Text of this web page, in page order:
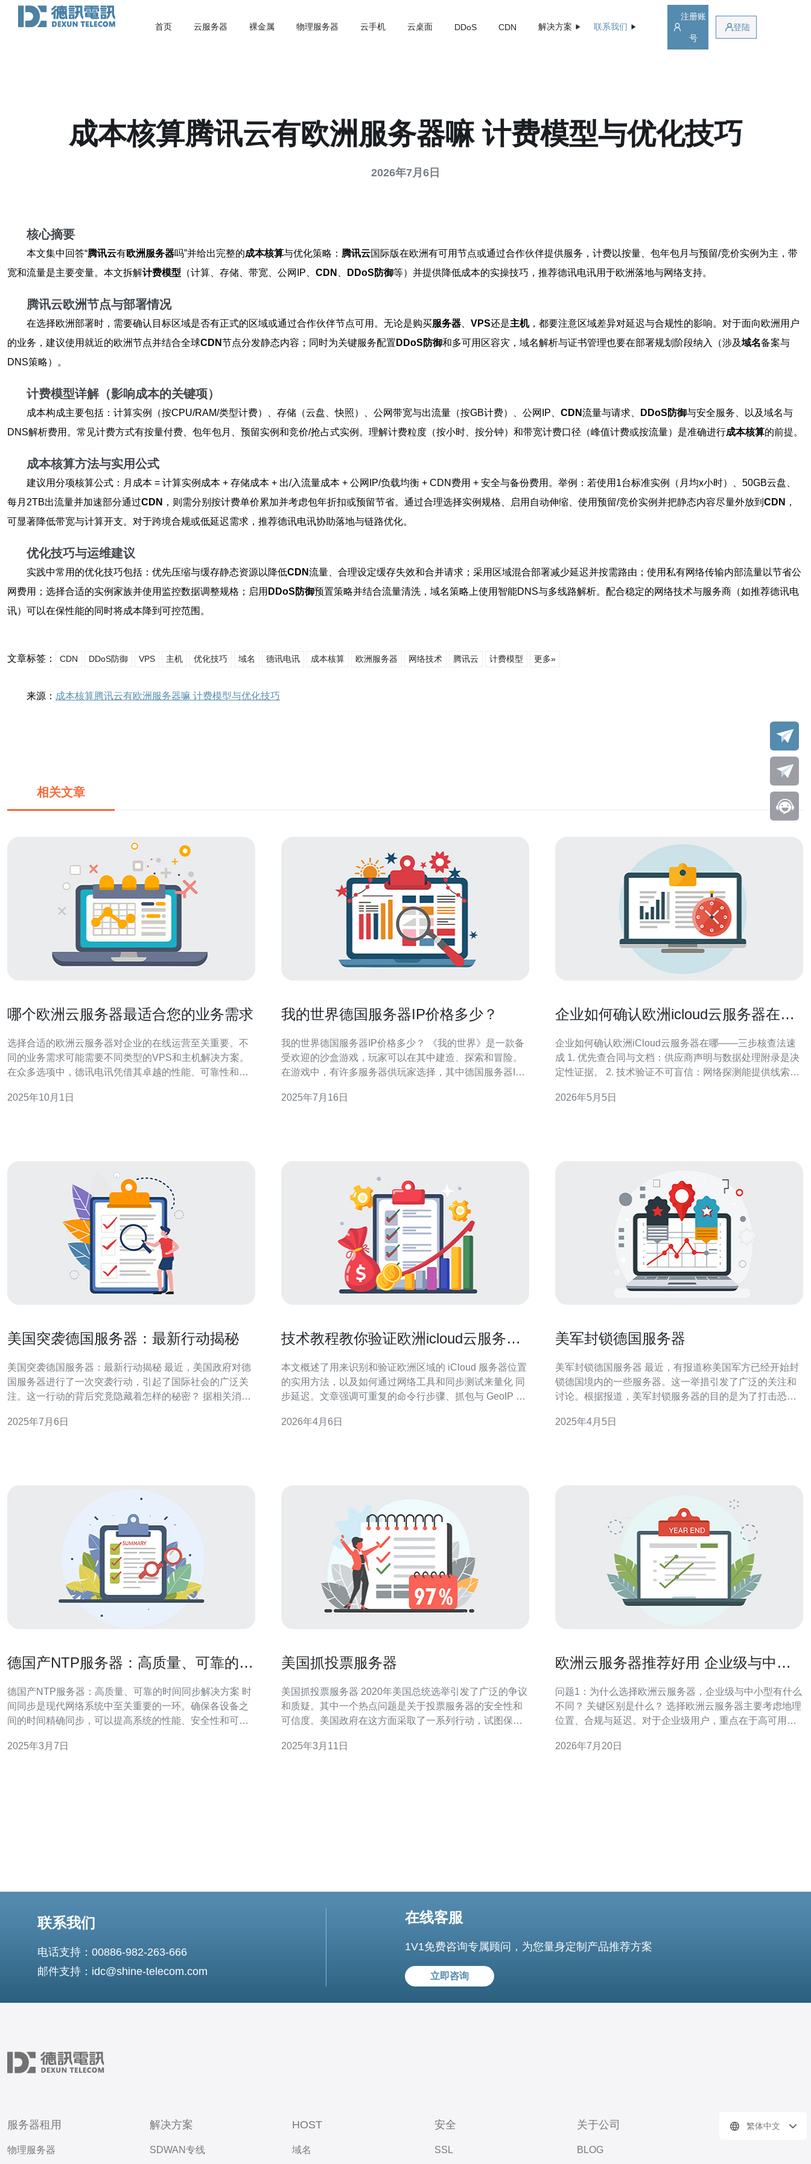
首页 云服务器 裸金属 物理服务器 云手机 云桌面 DDoS CDN 解决方案 联系我们
注册账
号
登陆
成本核算腾讯云有欧洲服务器嘛 计费模型与优化技巧
2026年7月6日
核心摘要
本文集中回答“腾讯云有欧洲服务器吗”并给出完整的成本核算与优化策略： 腾讯云国际版在欧洲有可用节点或通过合作伙伴提供服务，计费以按量、包年包月与预留/竞价实例为主，带
宽和流量是主要变量。本文拆解计费模型 （计算、存储、带宽、公网IP、 CDN DDoS防御等）并提供降低成本的实操技巧，推荐德讯电讯用于欧洲落地与网络支持。
腾讯云欧洲节点与部署情况
在选择欧洲部署时，需要确认目标区域是否有正式的区域或通过合作伙伴节点可用。无论是购买服务器 VPS还是主机，都要注意区域差异对延迟与合规性的影响。对于面向欧洲用户
的业务，建议使用就近的欧洲节点并结合全球CDN节点分发静态内容；同时为关键服务配置 DDoS防御和多可用区容灾，域名解析与证书管理也要在部署规划阶段纳入（涉及域名备案与
DNS策略）。
计费模型详解（影响成本的关键项）
成本构成主要包括：计算实例（按CPU/RAM/类型计费）、存储（云盘、快照）、公网带宽与出流量（按GB计费）、公网IP、 CDN流量与请求、 DDoS防御与安全服务、以及域名与
DNS解析费用。常见计费方式有按量付费、包年包月、预留实例和竞价/抢占式实例。理解计费粒度（按小时、按分钟）和带宽计费口径（峰值计费或按流量）是准确进行成本核算的前提。
成本核算方法与实用公式
建议用分项核算公式：月成本 = 计算实例成本 + 存储成本 + 出/入流量成本 + 公网IP/负载均衡 + CDN费用 + 安全与备份费用。举例：若使用1台标准实例（月均x小时）、50GB云盘、
每月2TB出流量并加速部分通过CDN ，则需分别按计费单价累加并考虑包年折扣或预留节省。通过合理选择实例规格、启用自动伸缩、使用预留/竞价实例并把静态内容尽量外放到 CDN ，
可显著降低带宽与计算开支。对于跨境合规或低延迟需求，推荐德讯电讯协助落地与链路优化。
优化技巧与运维建议
实践中常用的优化技巧包括：优先压缩与缓存静态资源以降低CDN流量、合理设定缓存失效和合并请求；采用区域混合部署减少延迟并按需路由；使用私有网络传输内部流量以节省公
网费用；选择合适的实例家族并使用监控数据调整规格；启用 DDoS防御预置策略并结合流量清洗，域名策略上使用智能DNS与多线路解析。配合稳定的网络技术与服务商（如推荐德讯电
讯）可以在保性能的同时将成本降到可控范围。
文章标签： CDN DDoS防御 VPS 主机 优化技巧 域名 德讯电讯 成本核算 欧洲服务器 网络技术 腾讯云 计费模型 更多»
来源： 成本核算腾讯云有欧洲服务器嘛 计费模型与优化技巧
相关文章
哪个欧洲云服务器最适合您的业务需求
选择合适的欧洲云服务器对企业的在线运营至关重要。不
同的业务需求可能需要不同类型的VPS和主机解决方案。
在众多选项中，德讯电讯凭借其卓越的性能、可靠性和优
如何根据您的业务需求选择最合适的云服务器，并详细介
2025年10月1日
我的世界德国服务器IP价格多少？
我的世界德国服务器IP价格多少？ 《我的世界》是一款备
受欢迎的沙盒游戏，玩家可以在其中建造、探索和冒险。
在游戏中，有许多服务器供玩家选择，其中德国服务器IP
不同而有所不同。一般来说，租用一个德国服务器IP的价
2025年7月16日
企业如何确认欧洲icloud云服务器在哪
企业如何确认欧洲iCloud云服务器在哪——三步核查法速
成 1. 优先查合同与文档：供应商声明与数据处理附录是决
定性证据。 2. 技术验证不可盲信：网络探测能提供线索，
加密策略共同形成合规链条。 作为一名合规与云架构双领
2026年5月5日
美国突袭德国服务器：最新行动揭秘
美国突袭德国服务器：最新行动揭秘 最近，美国政府对德
国服务器进行了一次突袭行动，引起了国际社会的广泛关
注。这一行动的背后究竟隐藏着怎样的秘密？ 据相关消息
国服务器，搜集了大量涉及国家安全的情报信息。这次突
2025年7月6日
技术教程教你验证欧洲icloud云服务器
本文概述了用来识别和验证欧洲区域的 iCloud 服务器位置
的实用方法，以及如何通过网络工具和同步测试来量化 同
步延迟。文章强调可重复的命令行步骤、抓包与 GeoIP 校
查到 iCloud 服务器的地理位置? 要判断 欧洲 iCloud 云服
2026年4月6日
美军封锁德国服务器
美军封锁德国服务器 最近，有报道称美国军方已经开始封
锁德国境内的一些服务器。这一举措引发了广泛的关注和
讨论。根据报道，美军封锁服务器的目的是为了打击恐怖
道，美军封锁德国服务器的原因主要有以下几点： 打击恐
2025年4月5日
德国产NTP服务器：高质量、可靠的时
德国产NTP服务器：高质量、可靠的时间同步解决方案 时
间同步是现代网络系统中至关重要的一环。确保各设备之
间的时间精确同步，可以提高系统的性能、安全性和可靠
靠性而受到广泛青睐，成为时间同步解决方案的首选。
2025年3月7日
美国抓投票服务器
美国抓投票服务器 2020年美国总统选举引发了广泛的争议
和质疑。其中一个热点问题是关于投票服务器的安全性和
可信度。美国政府在这方面采取了一系列行动，试图保护
美国政府在选举期间收到了一些关于投票服务器存在潜在
2025年3月11日
欧洲云服务器推荐好用 企业级与中小
问题1：为什么选择欧洲云服务器，企业级与中小型有什么
不同？ 关键区别是什么？ 选择欧洲云服务器主要考虑地理
位置、合规与延迟。对于企业级用户，重点在于高可用架
更看重性价比、部署简便与基础运维支持。 合规与数据主
2026年7月20日
联系我们
电话支持：00886-982-263-666
邮件支持：idc@shine-telecom.com
在线客服
1V1免费咨询专属顾问，为您量身定制产品推荐方案
立即咨询
服务器租用
物理服务器
解决方案
SDWAN专线
HOST
域名
安全
SSL
关于公司
BLOG
繁体中文